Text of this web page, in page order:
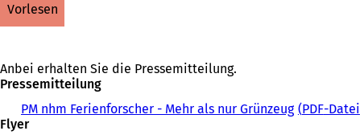
vorlesen
Anbei erhalten Sie die Pressemitteilung.
Pressemitteilung
PM nhm Ferienforscher - Mehr als nur Grünzeug
PDF-Datei
Flyer